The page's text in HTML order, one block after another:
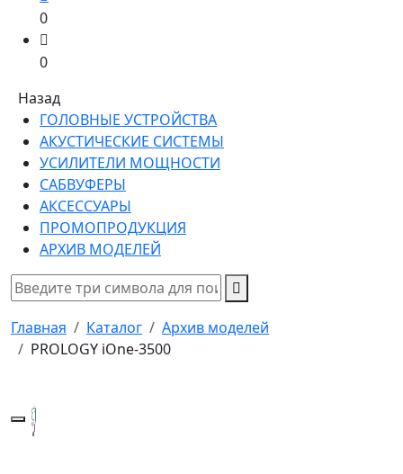
0
0
Назад
ГОЛОВНЫЕ УСТРОЙСТВА
АКУСТИЧЕСКИЕ СИСТЕМЫ
УСИЛИТЕЛИ МОЩНОСТИ
САБВУФЕРЫ
АКСЕССУАРЫ
ПРОМОПРОДУКЦИЯ
АРХИВ МОДЕЛЕЙ
Главная Каталог
Архив моделей
PROLOGY iOne-3500